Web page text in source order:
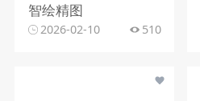
智绘精图
2026-02-10 510